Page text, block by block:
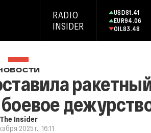
RADIO
INSIDER
USD81.41
EUR94.06
OIL83.48
The Insider
2025 г., 16:11